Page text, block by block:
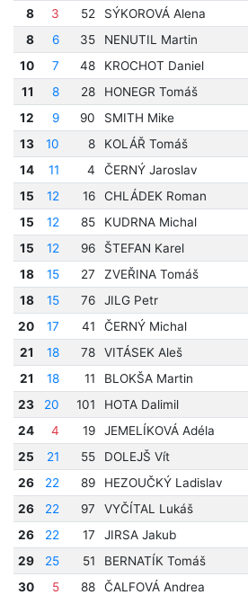
8
3 52 SÝKOROVÁ Alena
8
6 35 NENUTIL Martin
10
7 48 KROCHOT Daniel
11
8 28 HONEGR Tomáš
12
9 90 SMITH Mike
13
10 8 KOLÁŘ Tomáš
14
11 4 ČERNÝ Jaroslav
15
12 16 CHLÁDEK Roman
15
12 85 KUDRNA Michal
15
12 96 ŠTEFAN Karel
18
15 27 ZVEŘINA Tomáš
18
15 76 JILG Petr
20
17 41 ČERNÝ Michal
21
18 78 VITÁSEK Aleš
21
18 11 BLOKŠA Martin
23
20 101 HOTA Dalimil
24
4 19 JEMELÍKOVÁ Adéla
25
21 55 DOLEJŠ Vít
26
22 89 HEZOUČKÝ Ladislav
26
22 97 VYČÍTAL Lukáš
26
22 17 JIRSA Jakub
29
25 51 BERNATÍK Tomáš
30
5 88 ČALFOVÁ Andrea